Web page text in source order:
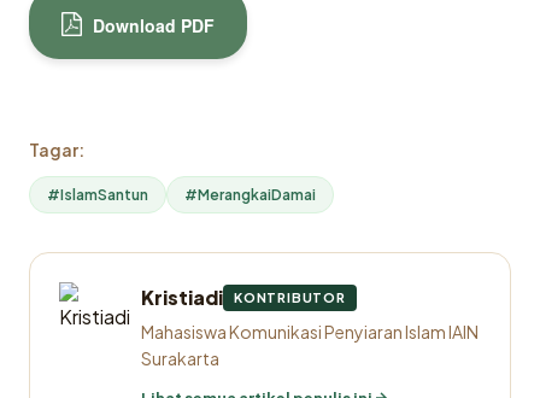
Download PDF
Tagar:
#IslamSantun #MerangkaiDamai
Kristiadi KONTRIBUTOR
Mahasiswa Komunikasi Penyiaran Islam IAIN
Surakarta